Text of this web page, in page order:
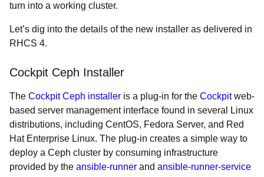
turn into a working cluster.
Let’s dig into the details of the new installer as delivered in
RHCS 4.
Cockpit Ceph Installer
The Cockpit Ceph installer is a plug-in for the Cockpitweb-
based server management interface found in several Linux
distributions, including CentOS, Fedora Server, and Red
Hat Enterprise Linux. The plug-in creates a simple way to
deploy a Ceph cluster by consuming infrastructure
provided by the ansible-runner and ansible-runner-service